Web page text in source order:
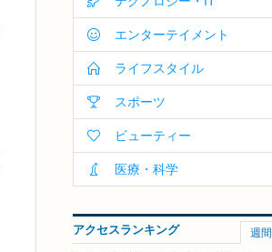
エンターテイメント
ライフスタイル
スポーツ
ビューティー
医療・科学
アクセスランキング 週間